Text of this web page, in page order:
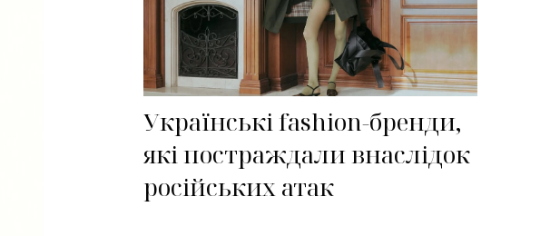
Українські fashion-бренди,
які постраждали внаслідок
російських атак